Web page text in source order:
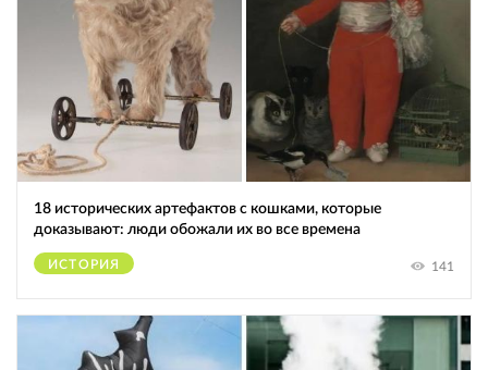
18 исторических артефактов с кошками, которые
доказывают: люди обожали их во все времена
ИСТОРИЯ 141